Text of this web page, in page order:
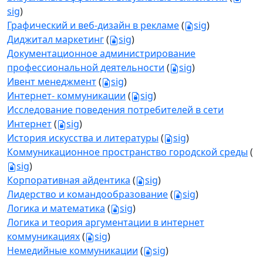
sig)
Графический и веб-дизайн в рекламе( sig)
Диджитал маркетинг( sig)
Документационное администрирование
профессиональной деятельности ( sig)
Ивент менеджмент( sig)
Интернет- коммуникации ( sig)
Исследование поведения потребителей в сети
Интернет( sig)
История искусства и литературы ( sig)
Коммуникационное пространство городской среды (
sig)
Корпоративная айдентика ( sig)
Лидерство и командообразование( sig)
Логика и математика ( sig)
Логика и теория аргументации в интернет
коммуникациях( sig)
Немедийные коммуникации ( sig)